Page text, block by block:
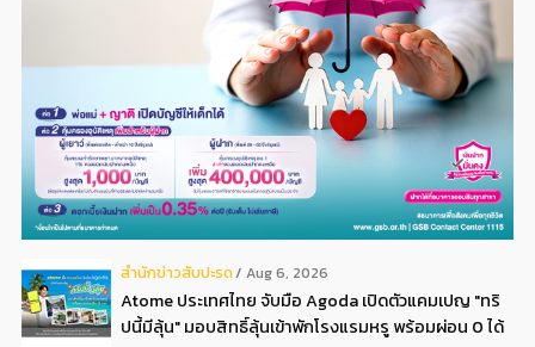
สํานักข่าวสับปะรด Aug 6, 2026
Atome ประเทศไทย จับมือ Agoda เปิดตัวแคมเปญ "ทริ
ปนี้มีลุ้น" มอบสิทธิ์ลุ้นเข้าพักโรงแรมหรู พร้อมผ่อน 0 ได้